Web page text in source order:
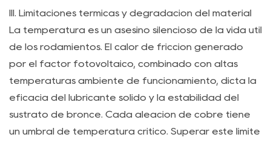
para
adquisiciones
B2B
III. Limitaciones térmicas y degradación del material
La temperatura es un asesino silencioso de la vida útil
de los rodamientos. El calor de fricción generado
por el factor fotovoltaico, combinado con altas
temperaturas ambiente de funcionamiento, dicta la
eficacia del lubricante sólido y la estabilidad del
sustrato de bronce. Cada aleación de cobre tiene
un umbral de temperatura crítico. Superar este límite